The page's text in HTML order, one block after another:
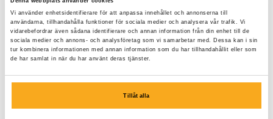
Vi använder enhetsidentifierare för att anpassa innehållet och annonserna till
användarna, tillhandahålla funktioner för sociala medier och analysera vår trafik. Vi
vidarebefordrar även sådana identifierare och annan information från din enhet till de
sociala medier och annons- och analysföretag som vi samarbetar med. Dessa kan i sin
tur kombinera informationen med annan information som du har tillhandahållit eller som
de har samlat in när du har använt deras tjänster.
Tillåt alla
prenumeration. Du behöver inte returnera en
sådan kostnadsfri första produkt när du säger
upp din prenumeration.
Du kan returnera den till: För en
medlemsprodukt (exklusive gratis
medlemsprodukt): ON THAT ASS, P.O. Box 3037,